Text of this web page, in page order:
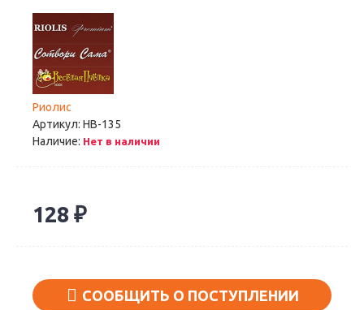
Риолис
Артикул: НВ-135
Наличие: Нет в наличии
128 ₽
СООБЩИТЬ О ПОСТУПЛЕНИИ